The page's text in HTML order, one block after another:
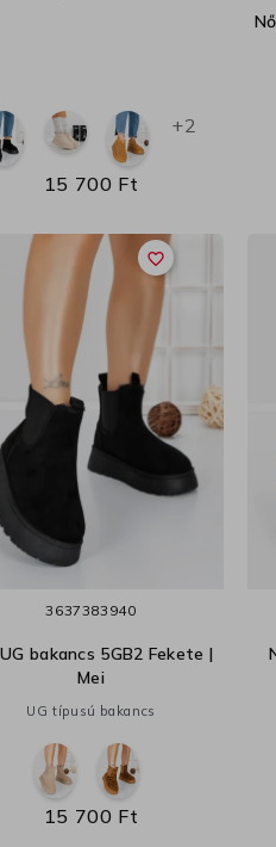
+2
15 700 Ft
favorite_border
3637383940
bakancs 5GB2 Fekete |
Mei
UG típusú bakancs
15 700 Ft